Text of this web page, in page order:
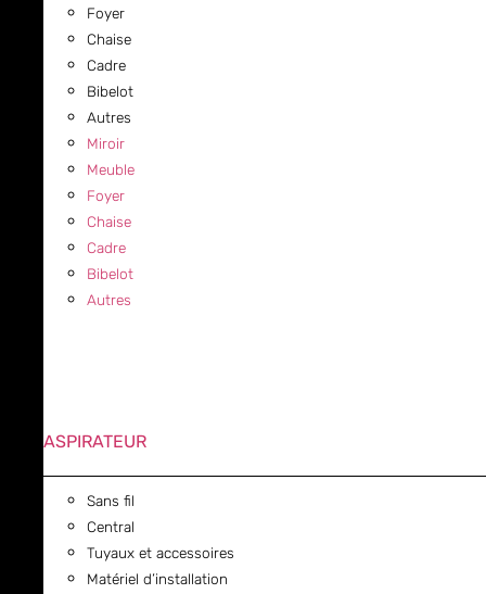
Foyer
Chaise
Cadre
Bibelot
Autres
Miroir
Meuble
Foyer
Chaise
Cadre
Bibelot
Autres
ASPIRATEUR
Sans fil
Central
Tuyaux et accessoires
Matériel d’installation